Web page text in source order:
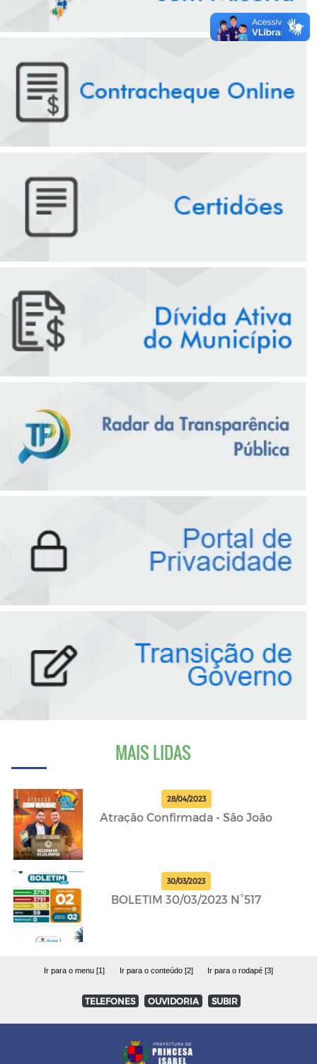
MAIS LIDAS
28/04/2023
Atração Confirmada - São João
30/03/2023
BOLETIM 30/03/2023 N°517
Ir para o menu [1] Ir para o conteúdo [2] Ir para o rodapé [3]
TELEFONES OUVIDORIA SUBIR